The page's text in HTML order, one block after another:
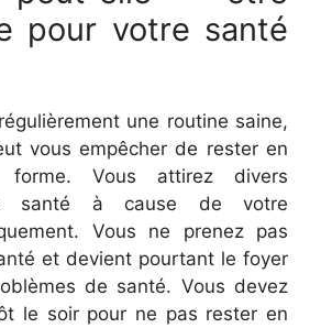
pour votre santé
une routine saine,
vous empêcher de rester en
Vous attirez divers
santé à cause de votre
Vous ne prenez pas
et devient pourtant le foyer
de santé. Vous devez
le soir pour ne pas rester en